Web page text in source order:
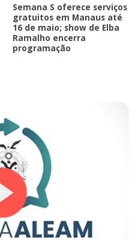
Semana S oferece serviços
gratuitos em Manaus até
16 de maio; show de Elba
Ramalho encerra
programação